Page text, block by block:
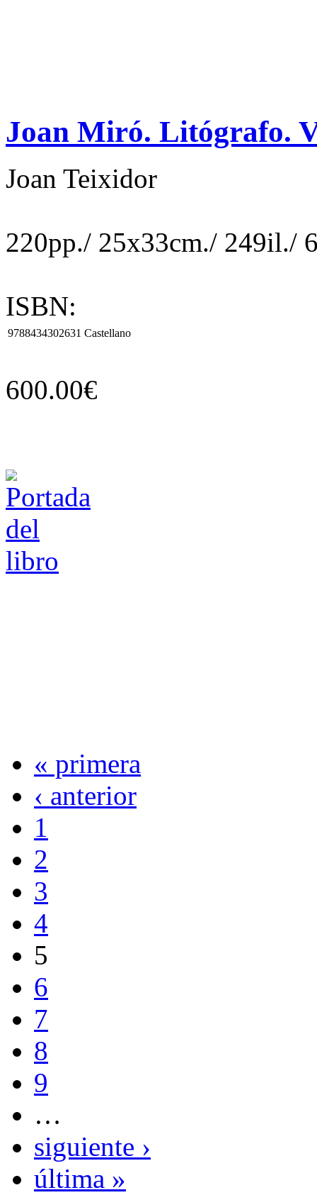
Joan Miró. Litógrafo.
Joan Teixidor
220pp./ 25x33cm./ 249il./
ISBN:
9788434302631 Castellano
600.00€
« primera
‹ anterior
1
2
3
4
5
6
7
8
9
…
siguiente ›
última »